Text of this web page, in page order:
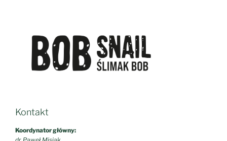
dr Paweł Misiak